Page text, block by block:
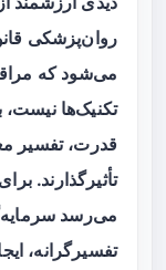
روان‌پزشکی
می‌شود که
تکنیک‌ها
قدرت، تفسیر
تأثیرگذارند.
می‌رسد
تفسیرگرانه،